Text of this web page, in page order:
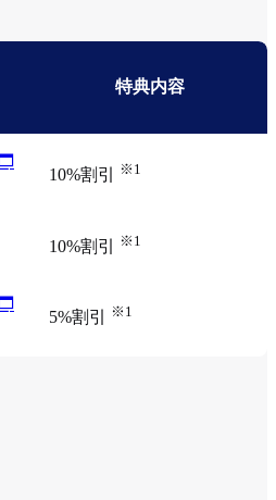
特典内容
10%割引 ※1
10%割引 ※1
5%割引 ※1